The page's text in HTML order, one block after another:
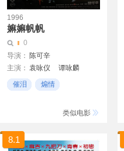
1996
嫲嫲帆帆
0
导演： 陈可辛
主演： 袁咏仪
谭咏麟
陈小春
陈慧琳
催泪
煽情
类似电影
8.1